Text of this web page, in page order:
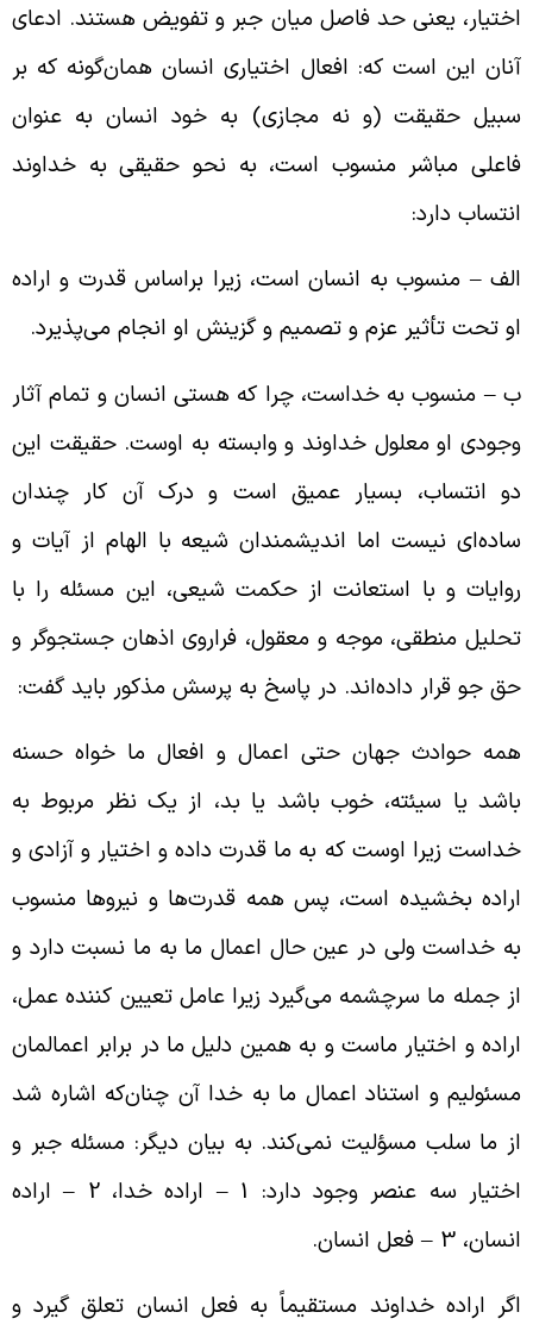
یعنی حد فاصل میان جبر و تفویض هستند. ادعای
این است که: افعال اختیاری انسان همان‌گونه که بر
حقیقت (و نه مجازی) به خود انسان به عنوان
مباشر منسوب است، به نحو حقیقی به خداوند
دارد:
– منسوب به انسان است، زیرا براساس قدرت و اراده
تحت تأثیر عزم و تصمیم و گزینش او انجام می‌پذیرد.
– منسوب به خداست، چرا که هستی انسان و تمام آثار
او معلول خداوند و وابسته به اوست. حقیقت این
انتساب، بسیار عمیق است و درک آن کار چندان
نیست اما اندیشمندان شیعه با الهام از آیات و
و با استعانت از حکمت شیعی، این مسئله را با
منطقی، موجه و معقول، فراروی اذهان جستجوگر و
جو قرار داده‌اند. در پاسخ به پرسش مذکور باید گفت:
حوادث جهان حتی اعمال و افعال ما خواه حسنه
یا سیئته، خوب باشد یا بد، از یک نظر مربوط به
زیرا اوست که به ما قدرت داده و اختیار و آزادی و
بخشیده است، پس همه قدرت‌ها و نیروها منسوب
خداست ولی در عین حال اعمال ما به ما نسبت دارد و
جمله ما سرچشمه می‌گیرد زیرا عامل تعیین کننده عمل،
و اختیار ماست و به همین دلیل ما در برابر اعمالمان
و استناد اعمال ما به خدا آن چنان‌که اشاره شد
ما سلب مسؤلیت نمی‌کند. به بیان دیگر: مسئله جبر و
اختیار سه عنصر وجود دارد: 1 – اراده خدا، 2 – اراده
3 – فعل انسان.
اراده خداوند مستقیماً به فعل انسان تعلق گیرد و